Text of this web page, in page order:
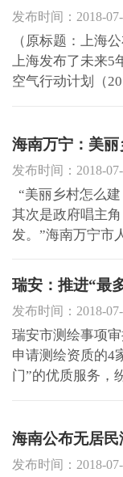
发布时间：2018-
（原标题：上海
上海发布了未来
空气行动计划（
2022年，力争将
下。 ...
海南万宁：美
发布时间：2018-
“美丽乡村怎么
其次是政府唱主
发。”海南万宁市
大常委会调研组
滚镇文渊村、福
乡...
发布时间：2018-
瑞安市测绘事项
申请测绘资质的4
门”的优质服务，
服务，实现测绘审
资...
海南公布无居
发布时间：2018-